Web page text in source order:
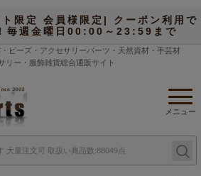
限定 会員様限定| クーポン利用で
毎週金曜日00:00～23:59まで
ビーズ・アクセサリーパーツ・天然資材・手芸材
リー・服飾雑貨総合通販サイト
メニュー